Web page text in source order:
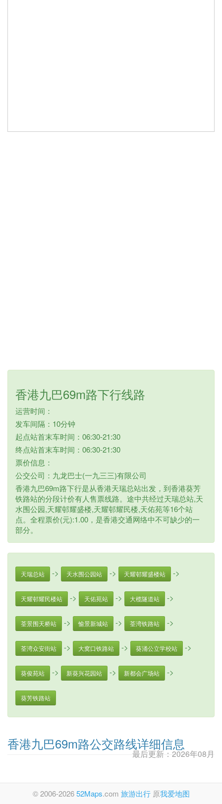
香港九巴69m路下行线路
运营时间：
发车间隔：10分钟
起点站首末车时间：06:30-21:30
终点站首末车时间：06:30-21:30
票价信息：
公交公司：九龙巴士(一九三三)有限公司
香港九巴69m路下行是从香港天瑞总站出发，到香港葵芳
铁路站的分段计价有人售票线路。途中共经过天瑞总站,天
水围公园,天耀邨耀盛楼,天耀邨耀民楼,天佑苑等16个站
点。全程票价(元):1.00，是香港交通网络中不可缺少的一
部分。
天瑞总站 -> 天水围公园站 -> 天耀邨耀盛楼站 ->
天耀邨耀民楼站 -> 天佑苑站 -> 大榄隧道站 ->
荃景围天桥站 -> 愉景新城站 -> 荃湾铁路站 ->
荃湾众安街站 -> 大窝口铁路站 -> 葵涌公立学校站 ->
葵俊苑站 -> 新葵兴花园站 -> 新都会广场站 ->
葵芳铁路站
香港九巴69m路公交路线详细信息
最后更新：2026年08月
© 2006-202652Maps.com 旅游出行原我爱地图